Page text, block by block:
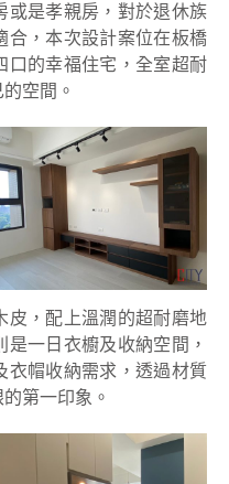
或是孝親房，對於退休族
合，本次設計案位在板橋
口的幸福住宅，全室超耐
空間。
皮，配上溫潤的超耐磨地
一日衣櫥及收納空間，
衣帽收納需求，透過材質
第一印象。